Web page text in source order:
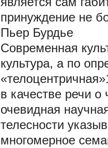
принуждение не
Пьер Бурдье
Современная
культура, а по
в качестве речи о
очевидная
телесности
многомерное